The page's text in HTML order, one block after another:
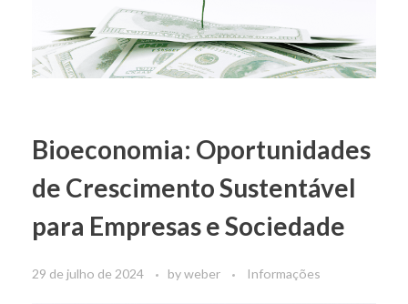
Bioeconomia: Oportunidades
de Crescimento Sustentável
para Empresas e Sociedade
29 de julho de 2024 byweber Informações